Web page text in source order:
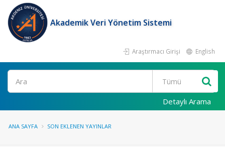
Akademik Veri Yönetim Sistemi
Araştırmacı Girişi English
Ara
Detaylı Arama
ANA SAYFA SON EKLENEN YAYINLAR